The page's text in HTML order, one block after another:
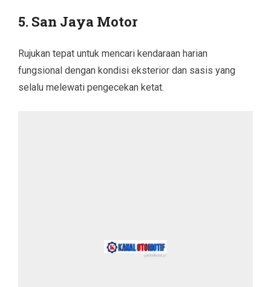
5. San Jaya Motor
Rujukan tepat untuk mencari kendaraan harian
fungsional dengan kondisi eksterior dan sasis yang
selalu melewati pengecekan ketat.